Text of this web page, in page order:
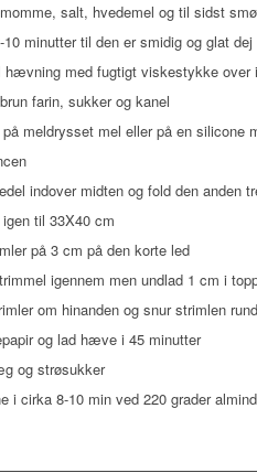
salt, hvedemel og til sidst
10 minutter til den er smidig og glat dej
med fugtigt viskestykke over
farin, sukker og kanel
på meldrysset mel eller på en silicone
indover midten og fold den anden
til 33X40 cm
på 3 cm på den korte led
igennem men undlad 1 cm i
om hinanden og snur strimlen
og lad hæve i 45 minutter
og strøsukker
i cirka 8-10 min ved 220 grader